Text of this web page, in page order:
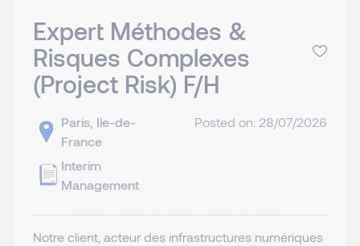
Expert Méthodes &
Risques Complexes
(Project Risk) F/H
Paris, Ile-de-
France
Interim
Management
Posted on: 28/07/2026
Notre client, acteur des infrastructures numériques